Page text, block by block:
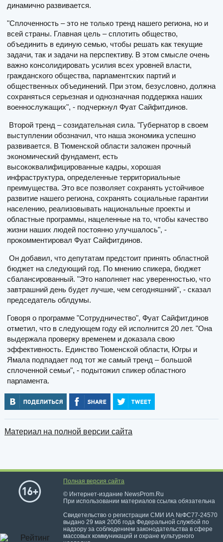
динамично развивается.
"Сплоченность – это не только тренд нашего региона, но и
всей страны. Главная цель – сплотить общество,
объединить в единую семью, чтобы решать как текущие
задачи, так и задачи на перспективу. В этом смысле очень
важно консолидировать усилия всех уровней власти,
гражданского общества, парламентских партий и
общественных объединений. При этом, безусловно, должна
сохраняться серьезная и однозначная поддержка наших
военнослужащих", - подчеркнул Фуат Сайфитдинов.
Второй тренд – созидательная сила. "Губернатор в своем
выступлении обозначил, что наша экономика успешно
развивается. В Тюменской области заложен прочный
экономический фундамент, есть
высококвалифицированные кадры, хорошая
инфраструктура, определенные территориальные
преимущества. Это все позволяет сохранять устойчивое
развитие нашего региона, сохранять социальные гарантии
населению, реализовывать национальные проекты и
областные программы, нацеленные на то, чтобы качество
жизни наших людей постоянно улучшалось", -
прокомментировал Фуат Сайфитдинов.
Он добавил, что депутатам предстоит принять областной
бюджет на следующий год. По мнению спикера, бюджет
сбалансированный. "Это наполняет нас уверенностью, что
завтрашний день будет лучше, чем сегодняшний", - сказал
председатель облдумы.
Говоря о программе "Сотрудничество", Фуат Сайфитдинов
отметил, что в следующем году ей исполнится 20 лет. "Она
выдержала проверку временем и доказала свою
эффективность. Единство Тюменской области, Югры и
Ямала подпадает под тот же самый тренд – большой
сплоченной семьи", - подытожил спикер областного
парламента.
Материал на полной версии сайта
Полная версия сайта
© Интернет-издание NewsProm.Ru
При использовании материалов ссылка обязательна
Свидетельство о регистрации СМИ ИА №ФС77-24570
выдано 29 мая 2006 года Федеральной службой по
надзору за соблюдением законодательства в сфере
массовых коммуникаций и охране культурного